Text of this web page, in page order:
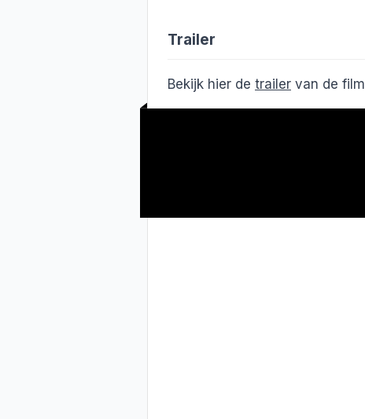
Trailer
Bekijk hier de trailer van de film